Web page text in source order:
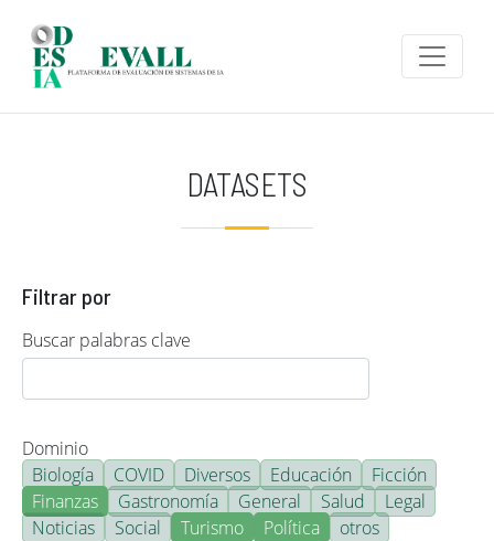
DATASETS
Filtrar por
Buscar palabras clave
Dominio
Biología
COVID Diversos Educación
Ficción
Finanzas
Gastronomía General Salud
Legal
Noticias
Social Turismo Política otros